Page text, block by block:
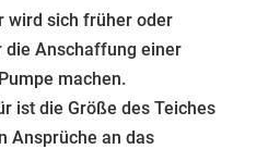
wird sich früher oder
die Anschaffung einer
machen.
ist die Größe des Teiches
Ansprüche an das